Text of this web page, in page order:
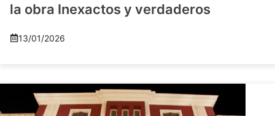
la obra Inexactos y verdaderos
13/01/2026